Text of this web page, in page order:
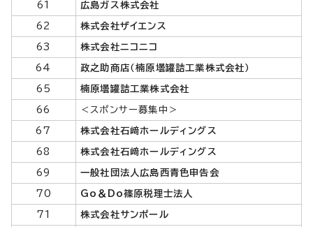
61 広島ガス株式会社
62 株式会社ザイエンス
63 株式会社ニコニコ
64 政之助商店（楠原壜罐詰工業株式会社）
65 楠原壜罐詰工業株式会社
66 ＜スポンサー募集中＞
67 株式会社石﨑ホールディングス
68 株式会社石﨑ホールディングス
69 一般社団法人広島西青色申告会
70 Go＆Do篠原税理士法人
71 株式会社サンポール